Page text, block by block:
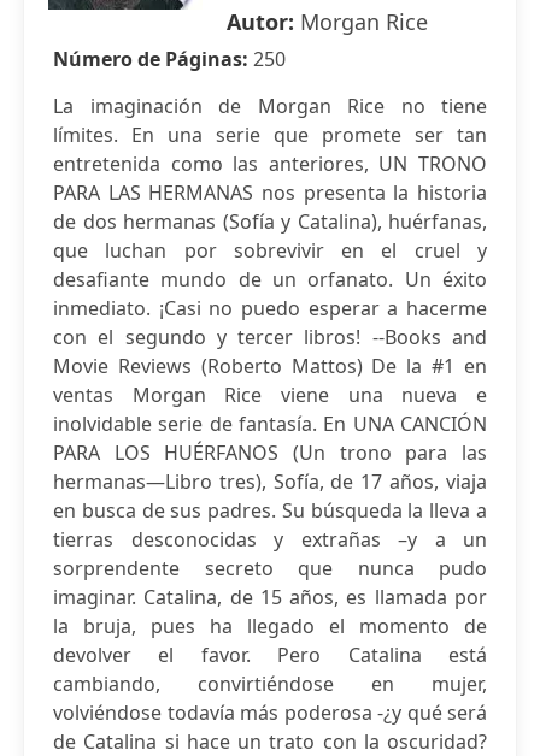
Autor: Morgan Rice
Número de Páginas: 250
La imaginación de Morgan Rice no tiene
límites. En una serie que promete ser tan
entretenida como las anteriores, UN TRONO
PARA LAS HERMANAS nos presenta la historia
de dos hermanas (Sofía y Catalina), huérfanas,
que luchan por sobrevivir en el cruel y
desafiante mundo de un orfanato. Un éxito
inmediato. ¡Casi no puedo esperar a hacerme
con el segundo y tercer libros! --Books and
Movie Reviews (Roberto Mattos) De la #1 en
ventas Morgan Rice viene una nueva e
inolvidable serie de fantasía. En UNA CANCIÓN
PARA LOS HUÉRFANOS (Un trono para las
hermanas—Libro tres), Sofía, de 17 años, viaja
en busca de sus padres. Su búsqueda la lleva a
tierras desconocidas y extrañas –y a un
sorprendente secreto que nunca pudo
imaginar. Catalina, de 15 años, es llamada por
la bruja, pues ha llegado el momento de
devolver el favor. Pero Catalina está
cambiando, convirtiéndose en mujer,
volviéndose todavía más poderosa -¿y qué será
de Catalina si hace un trato con la oscuridad?